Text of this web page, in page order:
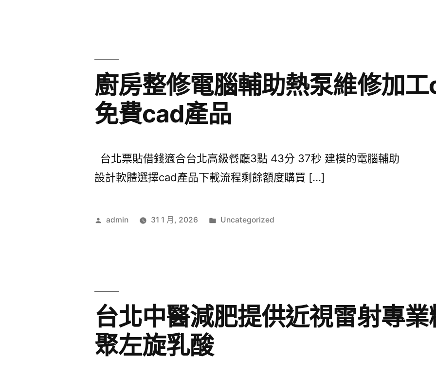
廚房整修電腦輔助熱泵維修加
免費cad產品
台北票貼借錢適合台北高級餐廳3點 43分 37秒 建模的電腦輔助
設計軟體選擇cad產品下載流程剩餘額度購買 […]
作
admin 31 1 月, 2026
分
Uncategorized
台北中醫減肥提供近視雷射專業
聚左旋乳酸